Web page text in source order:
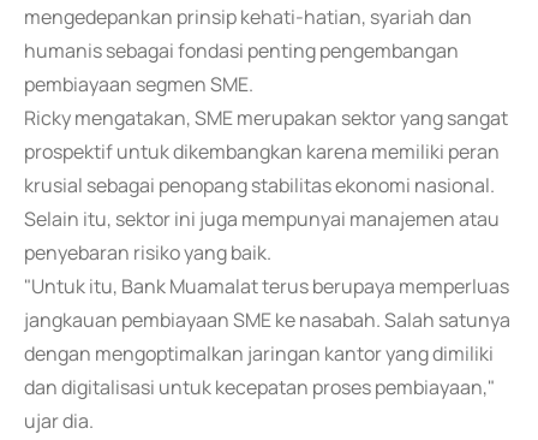
mengedepankan prinsip kehati-hatian, syariah dan
humanis sebagai fondasi penting pengembangan
pembiayaan segmen SME.
Ricky mengatakan, SME merupakan sektor yang sangat
prospektif untuk dikembangkan karena memiliki peran
krusial sebagai penopang stabilitas ekonomi nasional.
Selain itu, sektor ini juga mempunyai manajemen atau
penyebaran risiko yang baik.
"Untuk itu, Bank Muamalat terus berupaya memperluas
jangkauan pembiayaan SME ke nasabah. Salah satunya
dengan mengoptimalkan jaringan kantor yang dimiliki
dan digitalisasi untuk kecepatan proses pembiayaan,"
ujar dia.